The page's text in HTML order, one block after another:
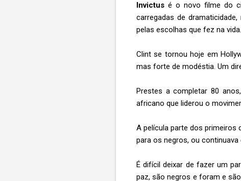
Invictus é o novo filme do
carregadas de
pelas escolhas que fez na vida.
Clint se tornou hoje em
mas forte de modéstia. Um
Prestes a completar 80 anos,
africano que liderou o
A película parte dos primeiros
para os negros, ou
É difícil deixar de fazer um
paz, são negros e foram e